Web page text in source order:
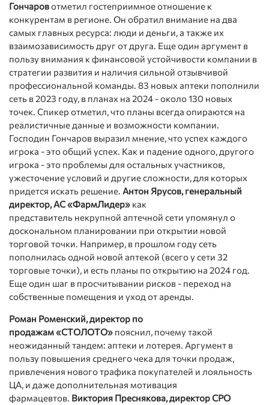
Гончаровотметил гостеприимное отношение к
конкурентам в регионе. Он обратил внимание на два
самых главных ресурса: люди и деньги, а также их
взаимозависимость друг от друга. Еще один аргумент в
пользу внимания к финансовой устойчивости компании в
стратегии развития и наличия сильной отзывчивой
профессиональной команды. 83 новых аптеки пополнили
сеть в 2023 году, в планах на 2024 - около 130 новых
точек. Спикер отметил, что планы всегда опираются на
реалистичные данные и возможности компании.
Господин Гончаров выразил мнение, что успех каждого
игрока - это общий успех. Как и падение одного, другого
игрока - это проблемы для остальных участников,
ужесточение условий и другие сложности, для которых
придется искать решение. Антон Ярусов, генеральный
директор, АС «ФармЛидер» как
представитель некрупной аптечной сети упомянул о
доскональном планировании при открытии новой
торговой точки. Например, в прошлом году сеть
пополнилась одной новой аптекой (всего у сети 32
торговые точки), и есть планы по открытию на 2024 год.
Еще один шаг в просчитывании рисков - переход на
собственные помещения и уход от аренды.
Роман Роменский, директор по
продажам «СТОЛОТО» пояснил, почему такой
неожиданный тандем: аптеки и лотерея. Аргумент в
пользу повышения среднего чека для точки продаж,
привлечения нового трафика покупателей и лояльность
ЦА, и даже дополнительная мотивация
фармацевтов. Виктория Преснякова, директор СРО